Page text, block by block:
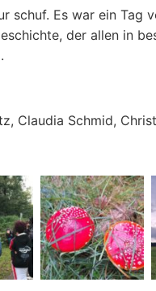
schuf. Es war ein Tag
der allen in
Claudia Schmid,